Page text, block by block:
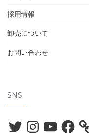
採用情報
卸売について
お問い合わせ
SNS
TwitterInstagramYouTubeFacebook